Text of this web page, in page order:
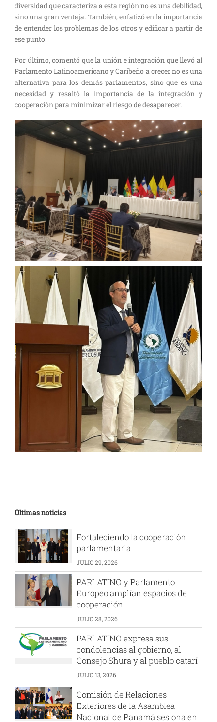
diversidad que caracteriza a esta región no es una debilidad,
sino una gran ventaja. También, enfatizó en la importancia
de entender los problemas de los otros y edificar a partir de
ese punto.
Por último, comentó que la unión e integración que llevó al
Parlamento Latinoamericano y Caribeño a crecer no es una
alternativa para los demás parlamentos, sino que es una
necesidad y resaltó la importancia de la integración y
cooperación para minimizar el riesgo de desaparecer.
Últimas noticias
Fortaleciendo la cooperación
parlamentaria
JULIO 29, 2026
PARLATINO y Parlamento
Europeo amplían espacios de
cooperación
JULIO 28, 2026
PARLATINO expresa sus
condolencias al gobierno, al
Consejo Shura y al pueblo catarí
JULIO 13, 2026
Comisión de Relaciones
Exteriores de la Asamblea
Nacional de Panamá sesiona en